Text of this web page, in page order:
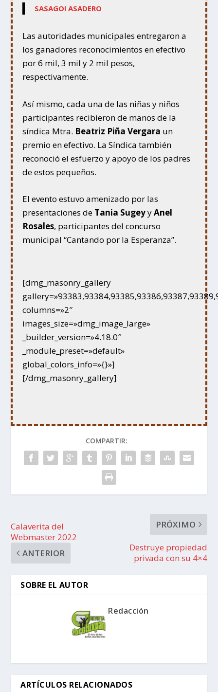
SASAGO! ASADERO
Las autoridades municipales entregaron a
los ganadores reconocimientos en efectivo
por 6 mil, 3 mil y 2 mil pesos,
respectivamente.
Así mismo, cada una de las niñas y niños
participantes recibieron de manos de la
síndica Mtra. Beatriz Piña Vergara un
premio en efectivo. La Síndica también
reconoció el esfuerzo y apoyo de los padres
de estos pequeños.
El evento estuvo amenizado por las
presentaciones de Tania SugeyyAnel
Rosales, participantes del concurso
municipal “Cantando por la Esperanza”.
[dmg_masonry_gallery
columns=»2″
images_size=»dmg_image_large»
_builder_version=»4.18.0″
_module_preset=»default»
global_colors_info=»{}»]
[/dmg_masonry_gallery]
COMPARTIR:
Calaverita del
Webmaster 2022
ANTERIOR
PRÓXIMO
Destruye propiedad
privada con su 4×4
SOBRE EL AUTOR
Redacción
ARTÍCULOS RELACIONADOS